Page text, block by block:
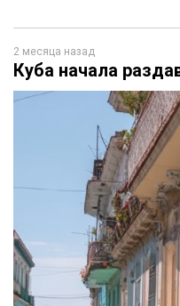
2 месяца назад
Куба начала